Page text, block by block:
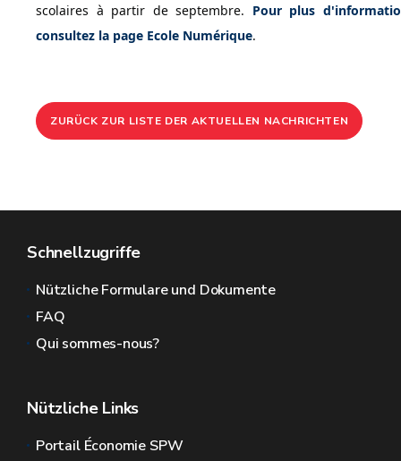
scolaires à partir de septembre. Pour plus
consultez la page Ecole Numérique.
ZURÜCK ZUR LISTE DER AKTUELLEN NACHRICHTEN
Schnellzugriffe
Nützliche Formulare und Dokumente
FAQ
Qui sommes-nous?
Nützliche Links
Portail Économie SPW